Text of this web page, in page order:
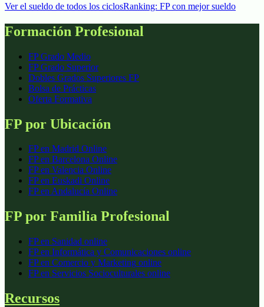
Ver el sueldo de todos los ciclosRanking: FP con mejor sueldo
Formación Profesional
FP Grado Medio
FP Grado Superior
Dobles Grados Superiores FP
Bolsa de Prácticas
Oferta Formativa
FP por Ubicación
FP en Madrid Online
FP en Barcelona Online
FP en Valencia Online
FP en Euskadi Online
FP en Andalucía Online
FP por Familia Profesional
FP en Sanidad online
FP en Informática y Comunicaciones online
FP en Comercio y Marketing online
FP en Servicios Socioculturales online
Recursos